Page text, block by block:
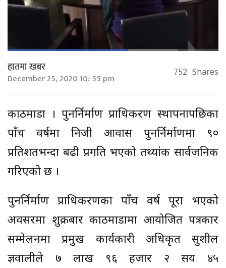
हातमा खबर
December 25, 2020 10: 55 pm 752 Shares
काठमाडौं । पुनर्निर्माण प्राधिकरण स्थापनापछिका
पाँच वर्षमा निजी आवास पुनर्निर्माणमा ९०
प्रतिशतभन्दा बढी प्रगति भएको तथ्यांक सार्वजनिक
गरिएको छ ।
पुनर्निर्माण प्राधिकरणका पाँच वर्ष पूरा भएको
अवसरमा शुक्रबार काठमाडौंमा आयोजित पत्रकार
सम्मेलनमा प्रमुख कार्यकारी अधिकृत सुशील
ज्ञवालीले ७ लाख ९६ हजार २ सय ४५